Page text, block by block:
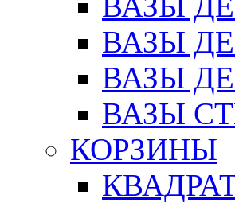
ВАЗЫ
ВАЗЫ
ВАЗЫ
КОРЗИНЫ